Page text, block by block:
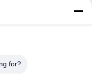
ডিসপোজেবল পেপার স্যুপ কাপ
for?